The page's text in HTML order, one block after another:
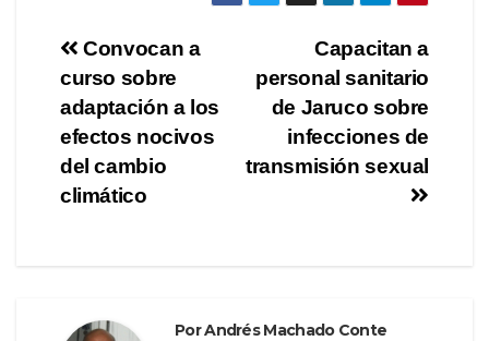
e
b
o
o
k
er gr
m
ar
Navegación
de
entradas
Capacitan a
personal sanitario
de Jaruco sobre
infecciones de
transmisión sexual
Convocan a
curso sobre
adaptación a los
efectos nocivos
del cambio
climático
PorAndrés Machado Conte